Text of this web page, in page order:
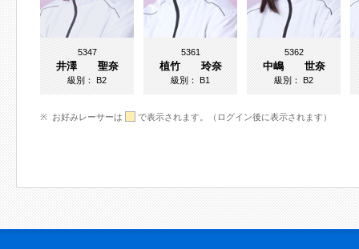
5347
井澤 聖奈
級別：B2
5361
植竹 玲奈
級別：B1
5362
中嶋 世奈
級別：B2
お好みレーサーは で表示されます。（ログイン後に表示されます）